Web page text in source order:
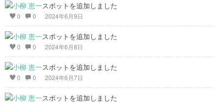
スポットを追加しました
0 0 2024年6月9日
スポットを追加しました
0 0 2024年6月8日
スポットを追加しました
0 0 2024年6月7日
スポットを追加しました